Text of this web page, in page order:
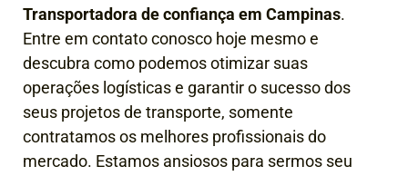
Transportadora de confiança em Campinas.
Entre em contato conosco hoje mesmo e
descubra como podemos otimizar suas
operações logísticas e garantir o sucesso dos
seus projetos de transporte, somente
contratamos os melhores profissionais do
mercado. Estamos ansiosos para sermos seu